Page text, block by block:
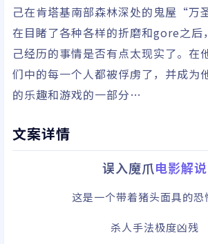
己在肯塔基南部森林深处的鬼屋“万
在目睹了各种各样的折磨和gore之后
己经历的事情是否有点太现实了。在
们中的每一个人都被俘虏了，并成为
的乐趣和游戏的一部分…
文案详情
误入魔爪电影解说
这是一个带着猪头面具的恐
杀人手法极度凶残